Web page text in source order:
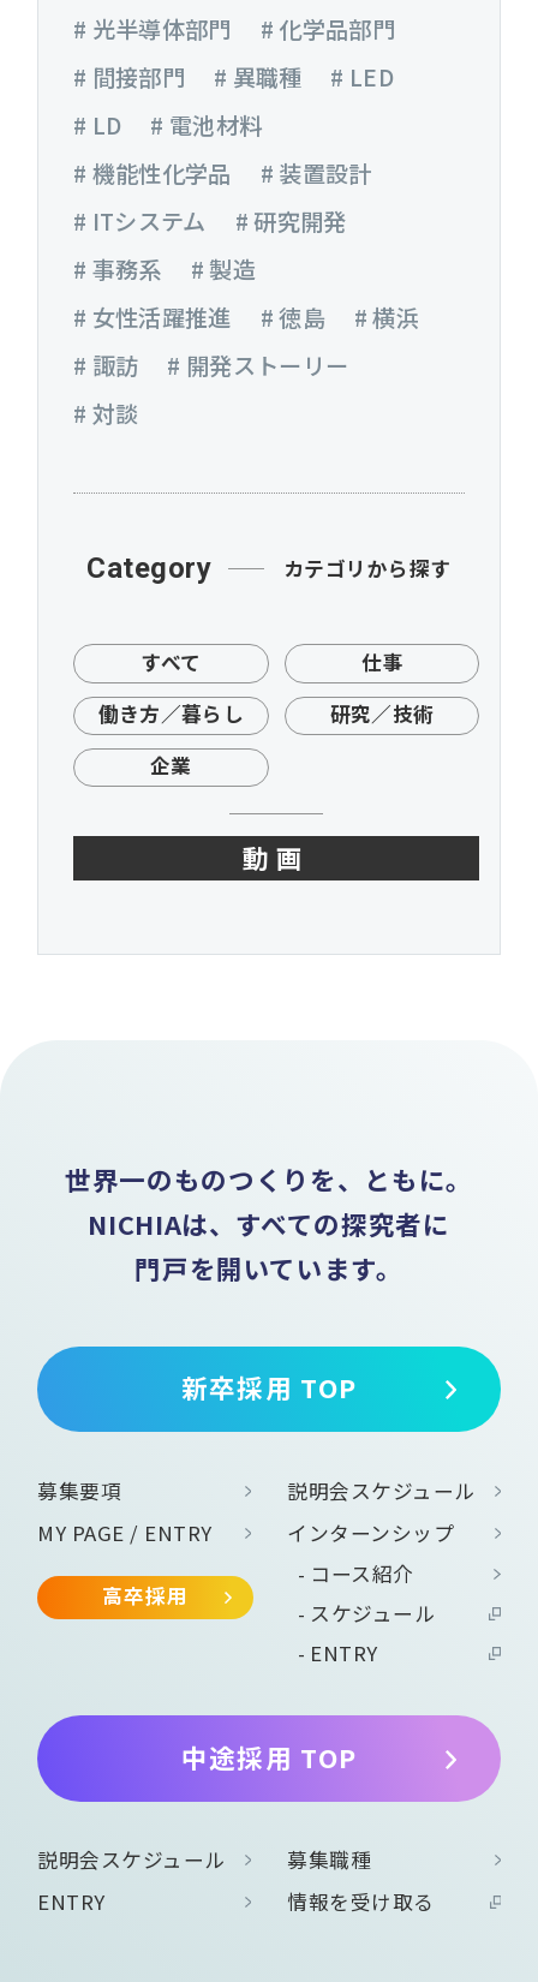
# 光半導体部門
# 化学品部門
# 間接部門
# 異職種
# LED
# LD
# 電池材料
# 機能性化学品
# 装置設計
# ITシステム
# 研究開発
# 事務系
# 製造
# 女性活躍推進
# 徳島
# 横浜
# 諏訪
# 開発ストーリー
# 対談
Category カテゴリから探す
すべて
仕事
働き方／暮らし
研究／技術
企業
動画
世界一のものつくりを、ともに。
NICHIAは、すべての探究者に
門戸を開いています。
新卒採用 TOP
募集要項
説明会スケジュール
MY PAGE / ENTRY
インターンシップ
コース紹介
スケジュール
ENTRY
高卒採用
中途採用 TOP
説明会スケジュール
募集職種
ENTRY
情報を受け取る